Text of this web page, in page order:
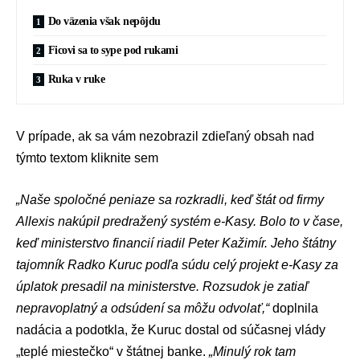
Do väzenia však nepôjdu
Ficovi sa to sype pod rukami
Ruka v ruke
V prípade, ak sa vám nezobrazil zdieľaný obsah nad
týmto textom kliknite sem
„Naše spoločné peniaze sa rozkradli, keď štát od firmy
Allexis nakúpil predražený systém e-Kasy. Bolo to v čase,
keďministerstvo financií riadil Peter Kažimír. Jeho štátny
tajomníkRadko Kuruc podľa súdu celý projekt e-Kasy za
úplatok presadil na ministerstve. Rozsudok je zatiaľ
nepravoplatný a odsúdení sa môžu odvolať,“doplnila
nadácia a podotkla, že Kuruc dostal od súčasnej vlády
„teplé miestečko“ v štátnej banke. „Minulý rok tam